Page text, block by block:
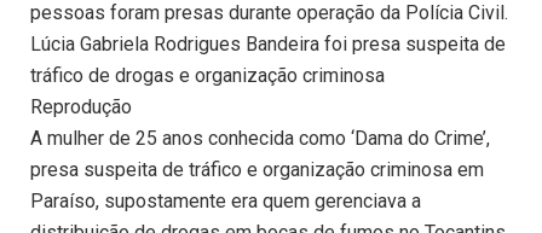
pessoas foram presas durante operação da Polícia Civil.
Lúcia Gabriela Rodrigues Bandeira foi presa suspeita de
tráfico de drogas e organização criminosa
Reprodução
A mulher de 25 anos conhecida como ‘Dama do Crime’,
presa suspeita de tráfico e organização criminosa em
Paraíso, supostamente era quem gerenciava a